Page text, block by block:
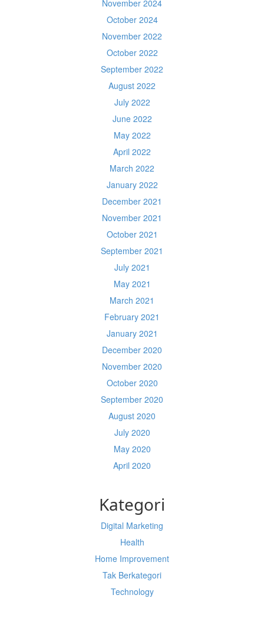
November 2024
October 2024
November 2022
October 2022
September 2022
August 2022
July 2022
June 2022
May 2022
April 2022
March 2022
January 2022
December 2021
November 2021
October 2021
September 2021
July 2021
May 2021
March 2021
February 2021
January 2021
December 2020
November 2020
October 2020
September 2020
August 2020
July 2020
May 2020
April 2020
Kategori
Digital Marketing
Health
Home Improvement
Tak Berkategori
Technology